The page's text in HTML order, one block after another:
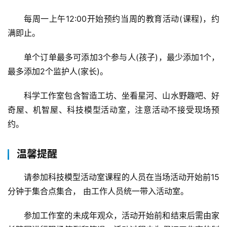
每周一上午12:00开始预约当周的教育活动(课程)，约
满即止。
单个订单最多可添加3个参与人(孩子)，最少添加1个，
最多添加2个监护人(家长)。
科学工作室包含智造工坊、坐看星河、山水野趣吧、好
奇屋、机智屋、科技模型活动室，注意活动不接受现场预
约。
温馨提醒
请参加科技模型活动室课程的人员在当场活动开始前15
分钟于集合点集合， 由工作人员统一带入活动室。
参加工作室的未成年观众，活动开始前和结束后需由家